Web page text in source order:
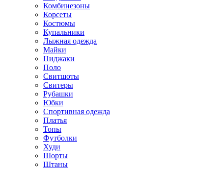
Комбинезоны
Корсеты
Костюмы
Купальники
Лыжная одежда
Майки
Пиджаки
Поло
Свитшоты
Свитеры
Рубашки
Юбки
Спортивная одежда
Платья
Топы
Футболки
Худи
Шорты
Штаны